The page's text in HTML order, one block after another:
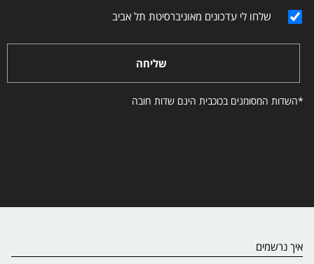
שלחו לי עדכונים מאוניברסיטת תל אביב
שליחה
*השדות המסומנים בכוכבית הינם שדות חובה
איך נרשמים